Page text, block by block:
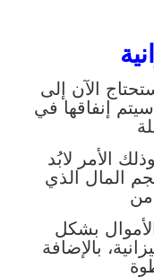
الآن إلى
سيتم إنفاقها في
الأمر لابُد
المال الذي
من
الأموال بشكل
بالإضافة